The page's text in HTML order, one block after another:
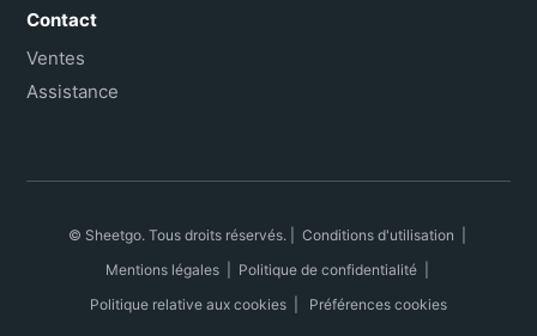
Contact
Ventes
Assistance
© Sheetgo. Tous droits réservés. | Conditions d'utilisation
Mentions légales| Politique de confidentialité|
Politique relative aux cookies
Préférences cookies